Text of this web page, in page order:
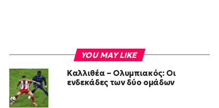
YOU MAY LIKE
Καλλιθέα – Ολυμπιακός: Οι
ενδεκάδες των δύο ομάδων